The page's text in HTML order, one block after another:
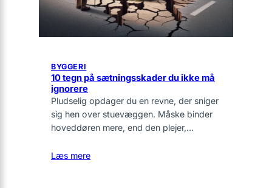
BYGGERI
10 tegn på sætningsskader du ikke må
ignorere
Pludselig opdager du en revne, der sniger
sig hen over stuevæggen. Måske binder
hoveddøren mere, end den plejer,…
Læs mere